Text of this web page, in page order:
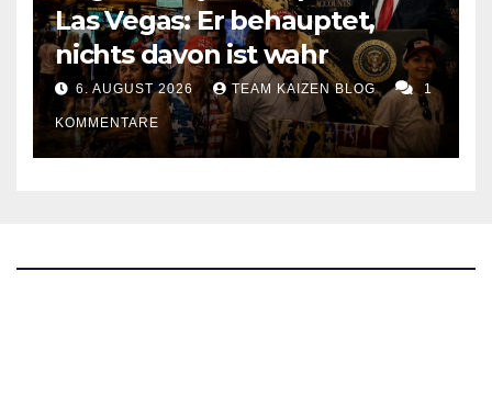
Las Vegas: Er behauptet,
nichts davon ist wahr
6. AUGUST 2026 TEAM KAIZEN BLOG 1
KOMMENTARE